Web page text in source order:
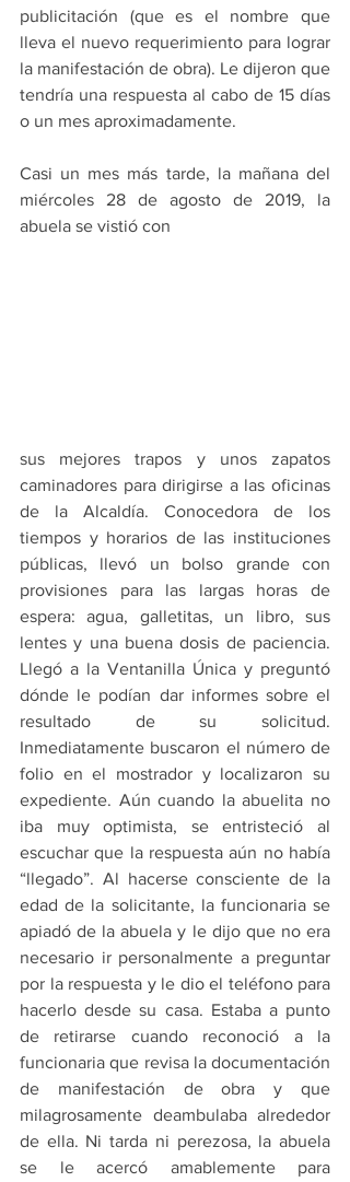
publicitación (que es el nombre que
lleva el nuevo requerimiento para lograr
la manifestación de obra). Le dijeron que
tendría una respuesta al cabo de 15 días
o un mes aproximadamente.
Casi un mes más tarde, la mañana del
miércoles 28 de agosto de 2019, la
abuela se vistió con
sus mejores trapos y unos zapatos
caminadores para dirigirse a las oficinas
de la Alcaldía. Conocedora de los
tiempos y horarios de las instituciones
públicas, llevó un bolso grande con
provisiones para las largas horas de
espera: agua, galletitas, un libro, sus
lentes y una buena dosis de paciencia.
Llegó a la Ventanilla Única y preguntó
dónde le podían dar informes sobre el
resultado de su solicitud.
Inmediatamente buscaron el número de
folio en el mostrador y localizaron su
expediente. Aún cuando la abuelita no
iba muy optimista, se entristeció al
escuchar que la respuesta aún no había
“llegado”. Al hacerse consciente de la
edad de la solicitante, la funcionaria se
apiadó de la abuela y le dijo que no era
necesario ir personalmente a preguntar
por la respuesta y le dio el teléfono para
hacerlo desde su casa. Estaba a punto
de retirarse cuando reconoció a la
funcionaria que revisa la documentación
de manifestación de obra y que
milagrosamente deambulaba alrededor
de ella. Ni tarda ni perezosa, la abuela
se le acercó amablemente para